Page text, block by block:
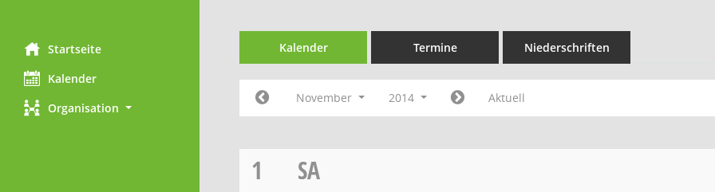
Startseite
Kalender
Organisation
Kalender Termine Niederschriften
November 2014 Aktuell
1
SA